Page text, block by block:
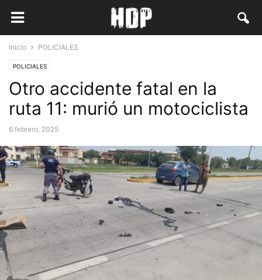
Inicio POLICIALES
POLICIALES
Otro accidente fatal en la
ruta 11: murió un motociclista
6 febrero, 2025